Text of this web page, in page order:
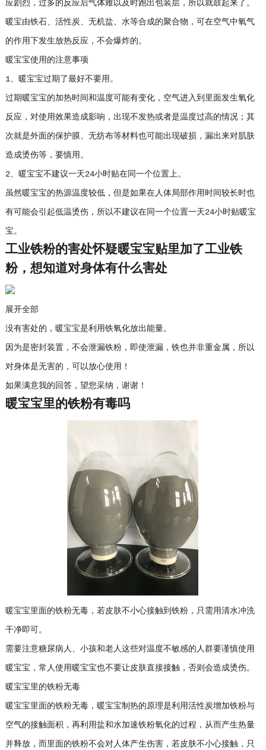
应剧烈，过多的反应后气体难以及时跑出包装层，所以就鼓起来了。
暖宝由铁石、活性炭、无机盐、水等合成的聚合物，可在空气中氧气
的作用下发生放热反应，不会爆炸的。
暖宝宝使用的注意事项
1、暖宝宝过期了最好不要用。
过期暖宝宝的加热时间和温度可能有变化，空气进入到里面发生氧化
反应，对使用效果造成影响，出现不发热或者是温度过高的情况；其
次就是外面的保护膜、无纺布等材料也可能出现破损，漏出来对肌肤
造成烫伤等，要慎用。
2、暖宝宝不建议一天24小时贴在同一个位置上。
虽然暖宝宝的热源温度较低，但是如果在人体局部作用时间较长时也
有可能会引起低温烫伤，所以不建议在同一个位置一天24小时贴暖宝
宝。
工业铁粉的害处怀疑暖宝宝贴里加了工业铁
粉，想知道对身体有什么害处
展开全部
没有害处的，暖宝宝是利用铁氧化放出能量。
因为是密封装置，不会泄漏铁粉，即使泄漏，铁也并非重金属，所以
对身体是无害的，可以放心使用！
如果满意我的回答，望您采纳，谢谢！
暖宝宝里的铁粉有毒吗
暖宝宝里面的铁粉无毒，若皮肤不小心接触到铁粉，只需用清水冲洗
干净即可。
需要注意糖尿病人、小孩和老人这些对温度不敏感的人群要谨慎使用
暖宝宝，常人使用暖宝宝也不要让皮肤直接接触，否则会造成烫伤。
暖宝宝里的铁粉无毒
暖宝宝里面的铁粉无毒，暖宝宝制热的原理是利用活性炭增加铁粉与
空气的接触面积，再利用盐和水加速铁粉氧化的过程，从而产生热量
并释放，而里面的铁粉不会对人体产生伤害，若皮肤不小心接触，只